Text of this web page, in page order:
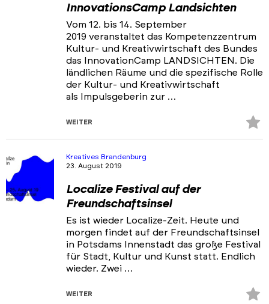
InnovationsCamp Landsichten
Vom 12. bis 14. September
2019 veranstaltet das Kompetenzzentrum
Kultur- und Kreativwirtschaft des Bundes
das InnovationCamp LANDSICHTEN. Die
ländlichen Räume und die spezifische Rolle
der Kultur- und Kreativwirtschaft
als Impulsgeberin zur …
WEITER
Kreatives Brandenburg
23. August 2019
Localize Festival auf der
Freundschaftsinsel
Es ist wieder Localize-Zeit. Heute und
morgen findet auf der Freundschaftsinsel
in Potsdams Innenstadt das große Festival
für Stadt, Kultur und Kunst statt. Endlich
wieder. Zwei …
WEITER